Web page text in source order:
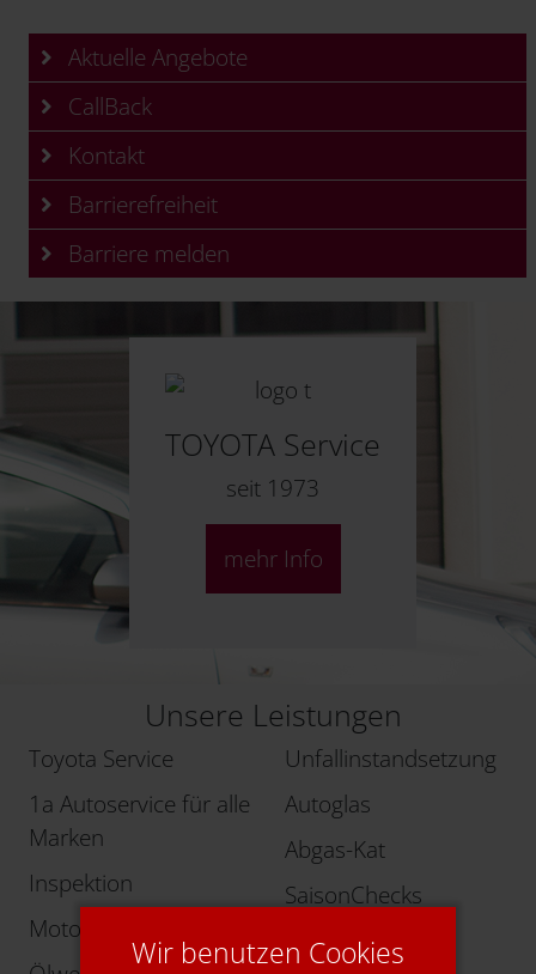
Aktuelle Angebote
CallBack
Kontakt
Barrierefreiheit
Barriere melden
TOYOTA Service
seit 1973
mehr Info
Unsere Leistungen
Toyota Service
1a Autoservice für alle
Marken
Inspektion
Motordiagnose
Unfallinstandsetzung
Autoglas
Abgas-Kat
SaisonChecks
Komfortzubehör
Wir benutzen Cookies